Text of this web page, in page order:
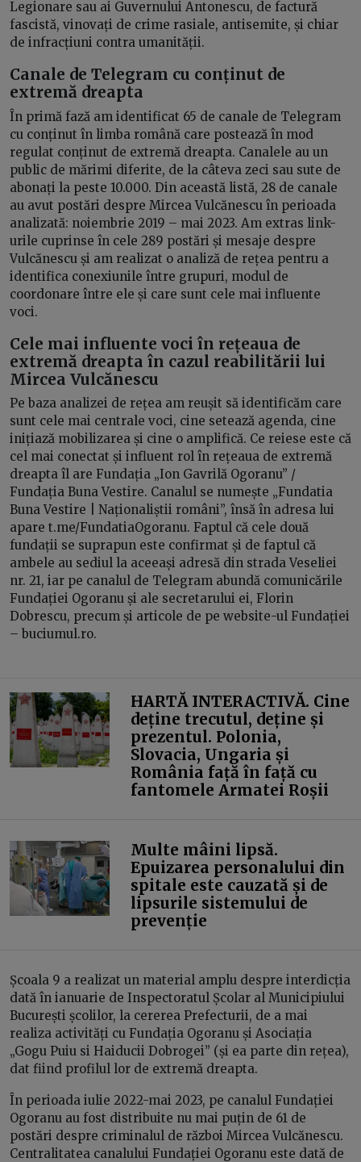
Legionare sau ai Guvernului Antonescu, de factură
fascistă, vinovați de crime rasiale, antisemite, și chiar
de infracțiuni contra umanității.
Canale de Telegram cu conținut de
extremă dreapta
În primă fază am identificat 65 de canale de Telegram
cu conținut în limba română care postează în mod
regulat conținut de extremă dreapta. Canalele au un
public de mărimi diferite, de la câteva zeci sau sute de
abonați la peste 10.000. Din această listă, 28 de canale
au avut postări despre Mircea Vulcănescu în perioada
analizată: noiembrie 2019 – mai 2023. Am extras link-
urile cuprinse în cele 289 postări și mesaje despre
Vulcănescu și am realizat o analiză de rețea pentru a
identifica conexiunile între grupuri, modul de
coordonare între ele și care sunt cele mai influente
voci.
Cele mai influente voci în rețeaua de
extremă dreapta în cazul reabilitării lui
Mircea Vulcănescu
Pe baza analizei de rețea am reușit să identificăm care
sunt cele mai centrale voci, cine setează agenda, cine
inițiază mobilizarea și cine o amplifică. Ce reiese este că
cel mai conectat și influent rol în rețeaua de extremă
dreapta îl are Fundația „Ion Gavrilă Ogoranu” /
Fundația Buna Vestire. Canalul se numește „Fundatia
Buna Vestire | Naționaliștii români”, însă în adresa lui
apare t.me/FundatiaOgoranu. Faptul că cele două
fundații se suprapun este confirmat și de faptul că
ambele au sediul la aceeași adresă din strada Veseliei
nr. 21, iar pe canalul de Telegram abundă comunicările
Fundației Ogoranu și ale secretarului ei, Florin
Dobrescu, precum și articole de pe website-ul Fundației
– buciumul.ro.
HARTĂ INTERACTIVĂ. Cine
deține trecutul, deține și
prezentul. Polonia,
Slovacia, Ungaria și
România față în față cu
fantomele Armatei Roșii
Multe mâini lipsă.
Epuizarea personalului din
spitale este cauzată și de
lipsurile sistemului de
prevenție
Școala 9 a realizat un material amplu despre interdicția
dată în ianuarie de Inspectoratul Școlar al Municipiului
București școlilor, la cererea Prefecturii, de a mai
realiza activități cu Fundația Ogoranu și Asociația
„Gogu Puiu si Haiducii Dobrogei” (și ea parte din rețea),
dat fiind profilul lor de extremă dreapta.
În perioada iulie 2022-mai 2023, pe canalul Fundației
Ogoranu au fost distribuite nu mai puțin de 61 de
postări despre criminalul de război Mircea Vulcănescu.
Centralitatea canalului Fundației Ogoranu este dată de